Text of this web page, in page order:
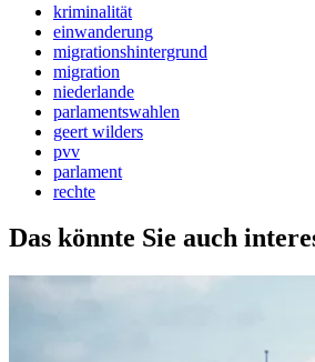
kriminalität
einwanderung
migrationshintergrund
migration
niederlande
parlamentswahlen
geert wilders
pvv
parlament
rechte
Das könnte Sie auch